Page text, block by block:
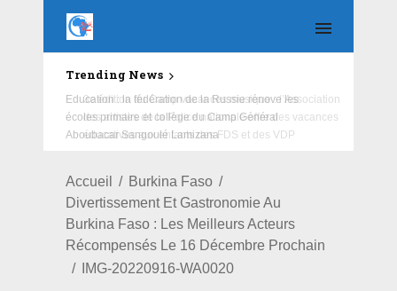
Trending News
Education : la fédération de la Russie rénove les
écoles primaire et collège du Camp Général
Aboubacar Sangoulé Lamizana
Accueil
Burkina Faso
Divertissement Et Gastronomie Au
Burkina Faso : Les Meilleurs Acteurs
Récompensés Le 16 Décembre Prochain
IMG-20220916-WA0020